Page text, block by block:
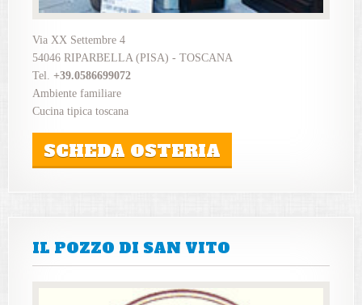
Via XX Settembre 4
54046 RIPARBELLA (PISA) - TOSCANA
Tel. +39.0586699072
Ambiente familiare
Cucina tipica toscana
SCHEDA OSTERIA
IL POZZO DI SAN VITO